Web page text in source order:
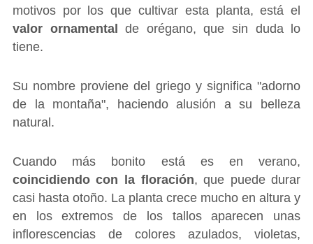
motivos por los que cultivar esta planta, está el
valor ornamental de orégano, que sin duda lo
tiene.
Su nombre proviene del griego y significa "adorno
de la montaña", haciendo alusión a su belleza
natural.
Cuando más bonito está es en verano,
coincidiendo con la floración, que puede durar
casi hasta otoño. La planta crece mucho en altura y
en los extremos de los tallos aparecen unas
inflorescencias de colores azulados, violetas,